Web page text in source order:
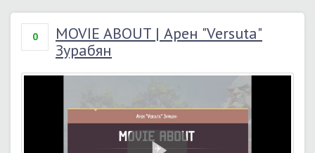
0
MOVIE ABOUT | Арен "Versuta"
Зурабян